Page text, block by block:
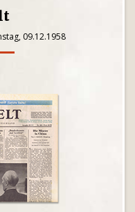
09.12.1958